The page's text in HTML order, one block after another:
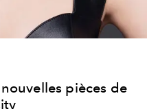
pièces de